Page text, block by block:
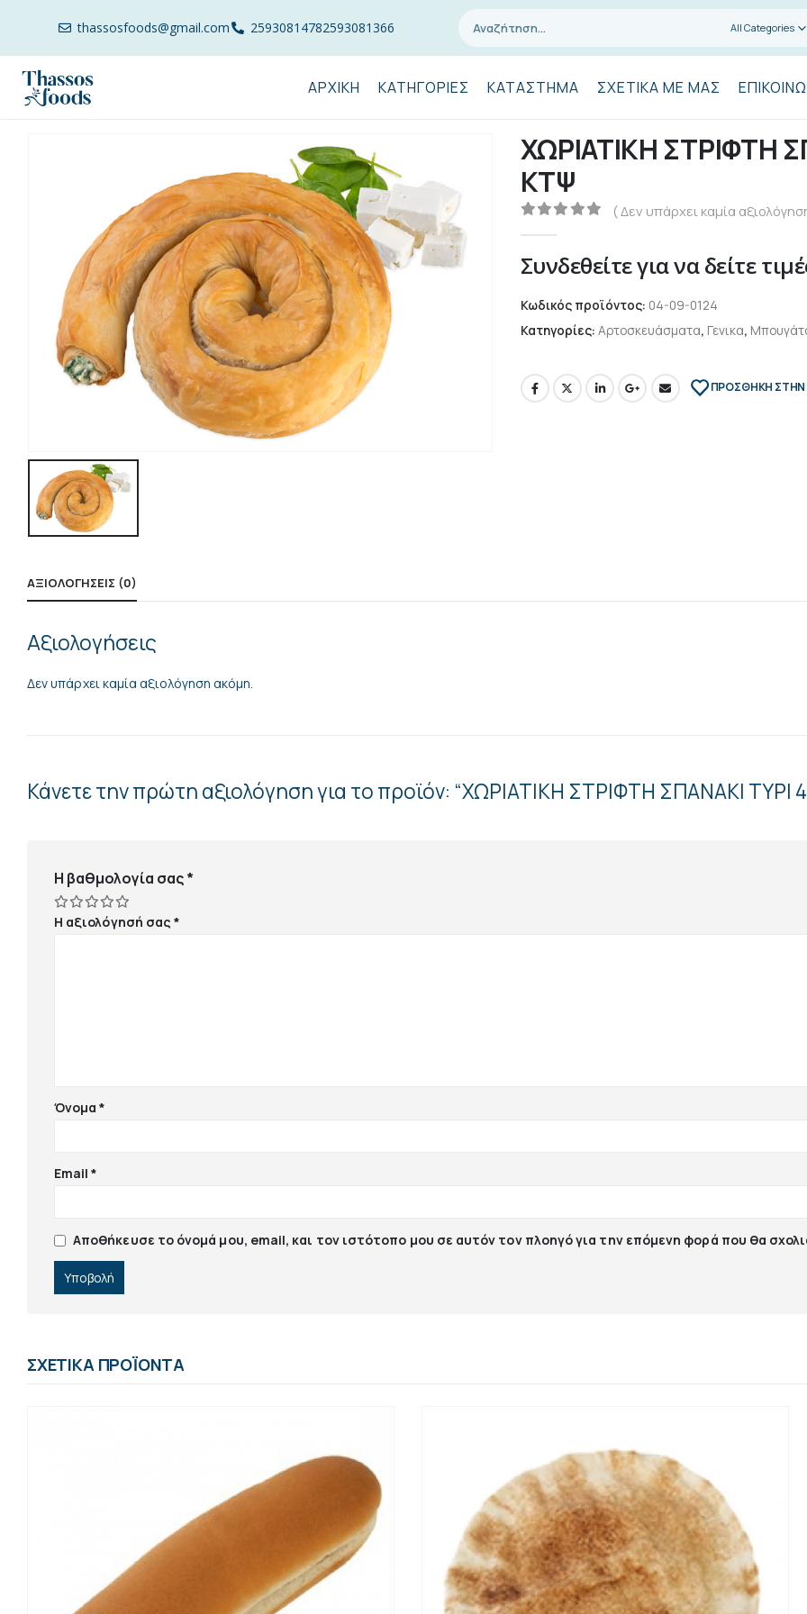
thassosfoods@gmail.com 25930814782593081366 All Categories
ΑΡΧΙΚΉ ΚΑΤΗΓΟΡΊΕΣ ΚΑΤΆΣΤΗΜΑ ΣΧΕΤΙΚΆ ΜΕ ΜΑΣ
ΧΩΡΙΑΤΙΚΗ ΣΤΡΙΦΤΗ
ΚΤΨ
( Δεν υπάρχει καμία
Συνδεθείτε για να δείτε
Κωδικός προϊόντος: 04-09-0124
Κατηγορίες: Αρτοσκευάσματα, Γενικα,
ΠΡΌΣΘΉΚΗ ΣΤΗΝ
ΑΞΙΟΛΟΓΉΣΕΙΣ (0)
Αξιολογήσεις
Δεν υπάρχει καμία αξιολόγηση ακόμη.
Κάνετε την πρώτη αξιολόγηση για το προϊόν: “ΧΩΡΙΑΤΙΚΗ ΣΤΡΙΦΤΗ ΣΠΑΝΑΚΙ
Η βαθμολογία σας*
Η αξιολόγησή σας*
Όνομα*
Email*
Αποθήκευσε το όνομά μου, email, και τον ιστότοπο μου σε αυτόν τον πλοηγό για την επόμενη φορά που θα
ΣΧΕΤΙΚΆ ΠΡΟΪΌΝΤΑ